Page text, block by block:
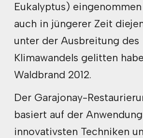
Eukalyptus)
auch in jüngerer Zeit
unter der Ausbreitung des
Klimawandels gelitten
Waldbrand 2012.
Der Garajonay-
basiert auf der
innovativsten Techniken